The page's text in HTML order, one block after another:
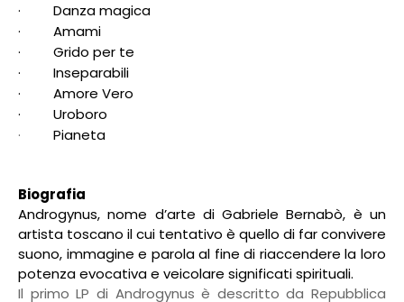
·
Danza magica
·
Amami
·
Grido per te
·
Inseparabili
·
Amore Vero
·
Uroboro
·
Pianeta
Biografia
Androgynus, nome d’arte di Gabriele Bernabò, è un
artista toscano il cui tentativo è quello di far convivere
suono, immagine e parola al fine di riaccendere la loro
potenza evocativa e veicolare significati spirituali.
Il primo LP di Androgynus è descritto da Repubblica